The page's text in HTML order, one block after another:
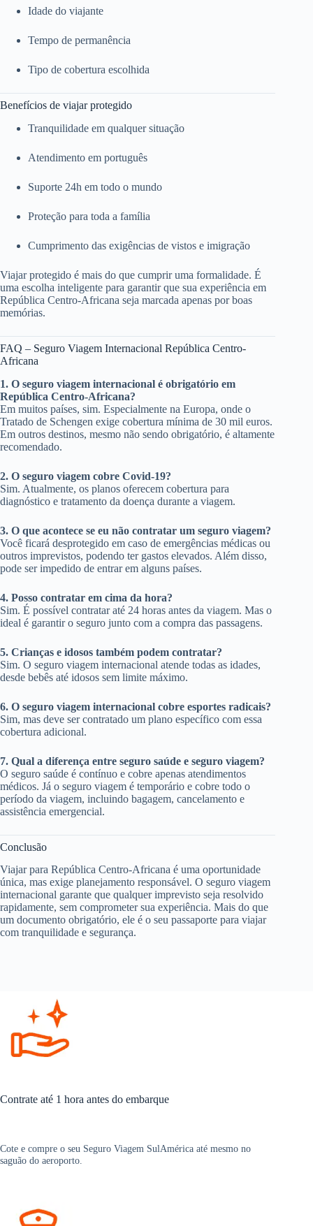
Idade do viajante
Tempo de permanência
Tipo de cobertura escolhida
Benefícios de viajar protegido
Tranquilidade em qualquer situação
Atendimento em português
Suporte 24h em todo o mundo
Proteção para toda a família
Cumprimento das exigências de vistos e imigração
Viajar protegido é mais do que cumprir uma formalidade. É
uma escolha inteligente para garantir que sua experiência em
República Centro-Africana seja marcada apenas por boas
memórias.
FAQ – Seguro Viagem Internacional República Centro-
Africana
1. O seguro viagem internacional é obrigatório em
República Centro-Africana?
Em muitos países, sim. Especialmente na Europa, onde o
Tratado de Schengen exige cobertura mínima de 30 mil euros.
Em outros destinos, mesmo não sendo obrigatório, é altamente
recomendado.
2. O seguro viagem cobre Covid-19?
Sim. Atualmente, os planos oferecem cobertura para
diagnóstico e tratamento da doença durante a viagem.
3. O que acontece se eu não contratar um seguro viagem?
Você ficará desprotegido em caso de emergências médicas ou
outros imprevistos, podendo ter gastos elevados. Além disso,
pode ser impedido de entrar em alguns países.
4. Posso contratar em cima da hora?
Sim. É possível contratar até 24 horas antes da viagem. Mas o
ideal é garantir o seguro junto com a compra das passagens.
5. Crianças e idosos também podem contratar?
Sim. O seguro viagem internacional atende todas as idades,
desde bebês até idosos sem limite máximo.
6. O seguro viagem internacional cobre esportes radicais?
Sim, mas deve ser contratado um plano específico com essa
cobertura adicional.
7. Qual a diferença entre seguro saúde e seguro viagem?
O seguro saúde é contínuo e cobre apenas atendimentos
médicos. Já o seguro viagem é temporário e cobre todo o
período da viagem, incluindo bagagem, cancelamento e
assistência emergencial.
Conclusão
Viajar para República Centro-Africana é uma oportunidade
única, mas exige planejamento responsável. O seguro viagem
internacional garante que qualquer imprevisto seja resolvido
rapidamente, sem comprometer sua experiência. Mais do que
um documento obrigatório, ele é o seu passaporte para viajar
com tranquilidade e segurança.
Contrate até 1 hora antes do embarque
Cote e compre o seu Seguro Viagem SulAmérica até mesmo no
saguão do aeroporto.